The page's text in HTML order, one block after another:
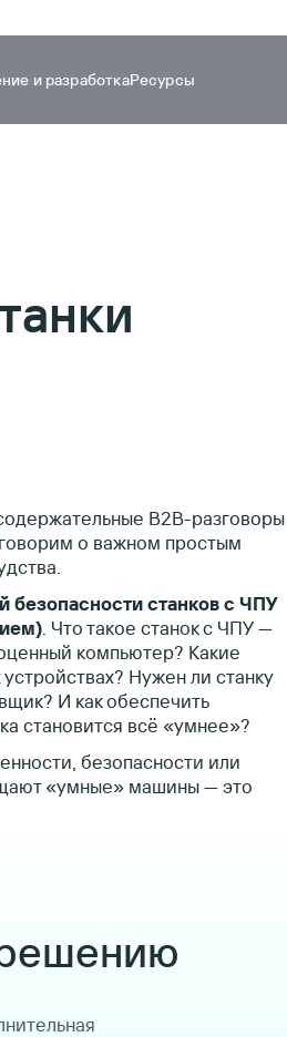
и разработкаРесурсы
B2B-разговоры
о важном простым
безопасности станков с ЧПУ
. Что такое станок с ЧПУ —
компьютер? Какие
Нужен ли станку
И как обеспечить
становится всё «умнее»?
безопасности или
«умные» машины — это